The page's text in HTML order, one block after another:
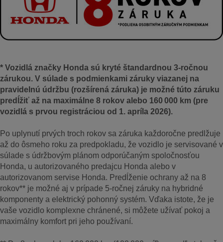
* Vozidlá značky Honda sú kryté štandardnou 3‑ročnou
zárukou. V súlade s podmienkami záruky viazanej na
pravidelnú údržbu (rozšírená záruka) je možné túto záruku
predĺžiť až na maximálne 8 rokov alebo 160 000 km (pre
vozidlá s prvou registráciou od 1. apríla 2026).
Po uplynutí prvých troch rokov sa záruka každoročne predlžuje
až do ôsmeho roku za predpokladu, že vozidlo je servisované v
súlade s údržbovým plánom odporúčaným spoločnosťou
Honda, u autorizovaného predajcu Honda alebo v
autorizovanom servise Honda. Predĺženie ochrany až na 8
rokov** je možné aj v prípade 5‑ročnej záruky na hybridné
komponenty a elektrický pohonný systém. Vďaka istote, že je
vaše vozidlo komplexne chránené, si môžete užívať pokoj a
maximálny komfort pri jeho používaní.